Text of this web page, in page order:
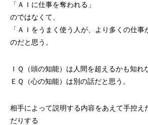
「ＡＩに仕事を奪われる」
のではなくて、
「ＡＩをうまく使う人が、より多くの仕事
のだと思う。
ＩＱ（頭の知能）は人間を超えるかも知れ
ＥＱ（心の知能）は別の話だと思う。
相手によって説明する内容をあえて手控え
だりする